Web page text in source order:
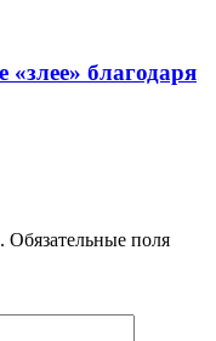
«злее» благодаря
Обязательные поля